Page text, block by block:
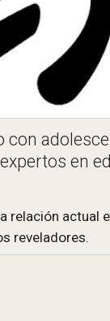
con
en
relación actual
reveladores.